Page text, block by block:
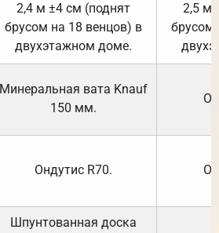
2,4 м ±4 см (поднят
брусом на 18 венцов) в
двухэтажном доме.
2,5 м
брусом
Минеральная вата Knauf
150 мм.
Ондутис R70.
Шпунтованная доска